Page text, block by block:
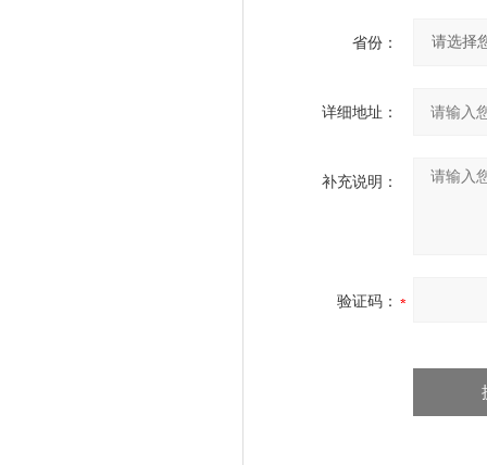
省份：
详细地址：
补充说明：
验证码：